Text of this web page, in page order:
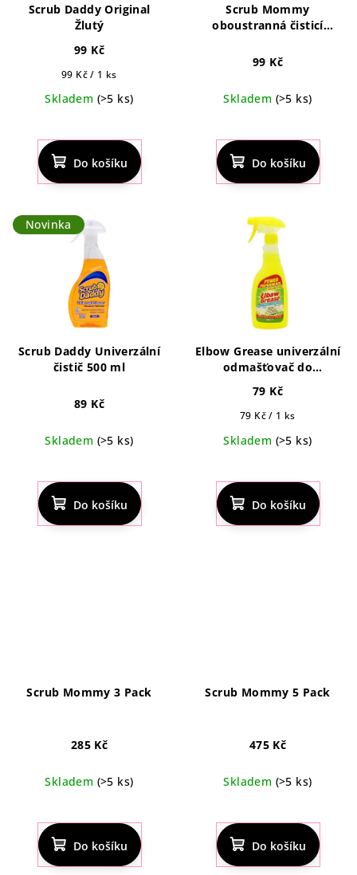
Scrub Daddy Original
Žlutý
99 Kč
Měrná
99 Kč / 1 ks
Skladem (>5 ks)
hodnocení
produktu
je
4,6
5
hvězdiček.
Do košíku
Scrub Mommy
oboustranná čisticí
99 Kč
Skladem (>5 ks)
hodnocení
produktu
je
4,5
5
hvězdiček.
Do košíku
Novinka
Scrub Daddy Univerzální
čistič 500 ml
89 Kč
Skladem (>5 ks)
hodnocení
produktu
je
4,4
Do košíku
Elbow Grease univerzální
odmašťovač do
79 Kč
Měrná
79 Kč / 1 ks
Skladem (>5 ks)
hodnocení
produktu
je
5,0
Do košíku
Scrub Mommy 3 Pack
285 Kč
Skladem (>5 ks)
Do košíku
Scrub Mommy 5 Pack
475 Kč
Skladem (>5 ks)
hodnocení
produktu
je
5,0
Do košíku